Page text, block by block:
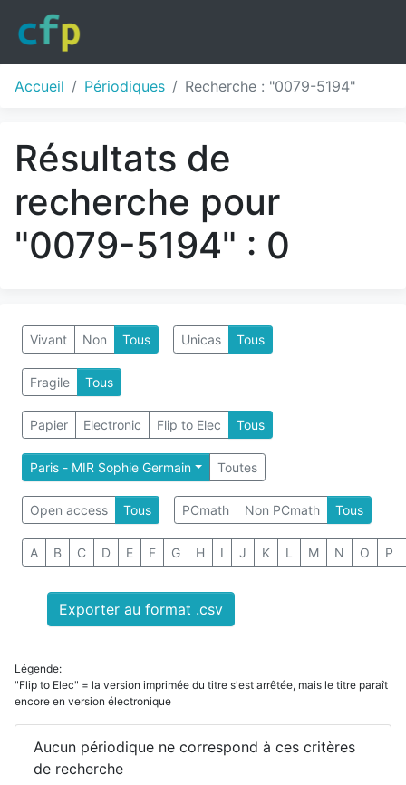
Accueil Périodiques Recherche : "0079-5194"
Résultats de
recherche pour
"0079-5194" : 0
Vivant Non Tous Unicas Tous
Fragile Tous
Papier Electronic Flip to Elec Tous
Paris - MIR Sophie Germain Toutes
Open access Tous PCmath Non PCmath Tous
A B C D E F G H I J K L M N O P
Exporter au format .csv
Légende:
"Flip to Elec" = la version imprimée du titre s'est arrêtée, mais le titre paraît
encore en version électronique
Aucun périodique ne correspond à ces critères
de recherche